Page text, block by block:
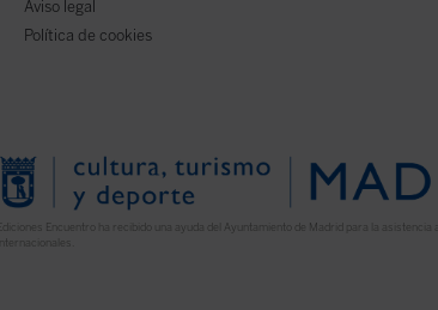
Aviso legal
Política de cookies
Ediciones Encuentro ha recibido una ayuda del Ayuntamiento de Madrid para la asistencia